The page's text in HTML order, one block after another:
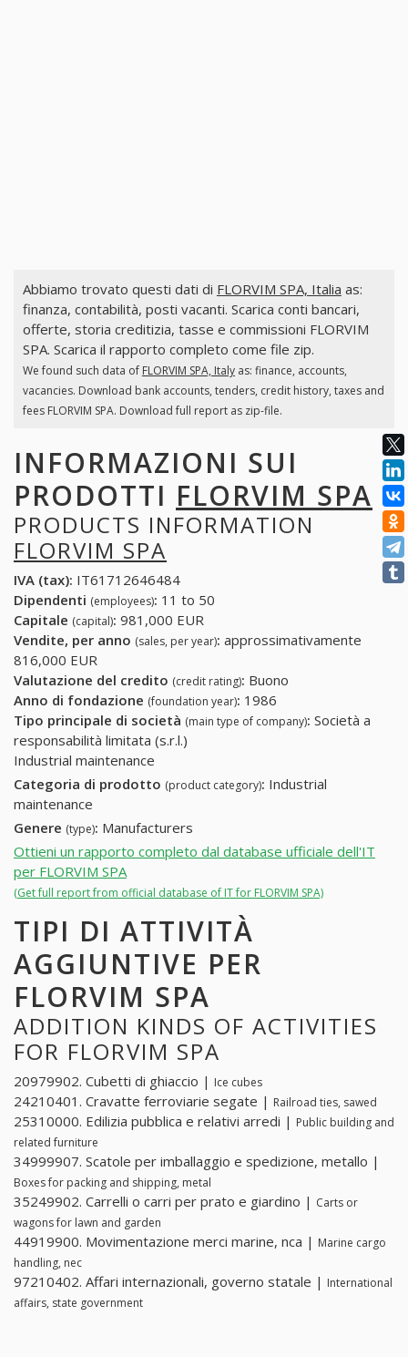
Abbiamo trovato questi dati di FLORVIM SPA, Italia as:
finanza, contabilità, posti vacanti. Scarica conti bancari,
offerte, storia creditizia, tasse e commissioni FLORVIM
SPA. Scarica il rapporto completo come file zip.
We found such data of FLORVIM SPA, Italyas: finance, accounts,
vacancies. Download bank accounts, tenders, credit history, taxes and
fees FLORVIM SPA. Download full report as zip-file.
INFORMAZIONI SUI
PRODOTTI FLORVIM SPA
PRODUCTS INFORMATION
FLORVIM SPA
IVA (tax): IT61712646484
Dipendenti (employees): 11 to 50
Capitale (capital): 981,000 EUR
Vendite, per anno (sales, per year): approssimativamente
816,000 EUR
Valutazione del credito (credit rating): Buono
Anno di fondazione (foundation year): 1986
Tipo principale di società (main type of company): Società a
responsabilità limitata (s.r.l.)
Industrial maintenance
Categoria di prodotto (product category): Industrial
maintenance
Genere (type): Manufacturers
Ottieni un rapporto completo dal database ufficiale dell'IT
per FLORVIM SPA
(Get full report from official database of IT for FLORVIM SPA)
TIPI DI ATTIVITÀ
AGGIUNTIVE PER
FLORVIM SPA
ADDITION KINDS OF ACTIVITIES
FOR FLORVIM SPA
20979902. Cubetti di ghiaccio | Ice cubes
24210401. Cravatte ferroviarie segate | Railroad ties, sawed
25310000. Edilizia pubblica e relativi arredi | Public building and
related furniture
34999907. Scatole per imballaggio e spedizione, metallo |
Boxes for packing and shipping, metal
35249902. Carrelli o carri per prato e giardino | Carts or
wagons for lawn and garden
44919900. Movimentazione merci marine, nca | Marine cargo
handling, nec
97210402. Affari internazionali, governo statale | International
affairs, state government